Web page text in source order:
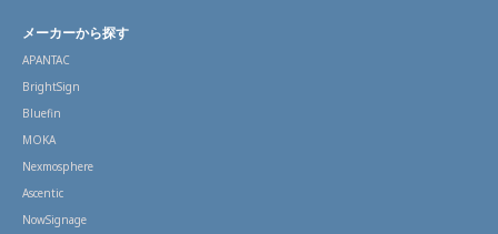
メーカーから探す
APANTAC
BrightSign
Bluefin
MOKA
Nexmosphere
Ascentic
NowSignage